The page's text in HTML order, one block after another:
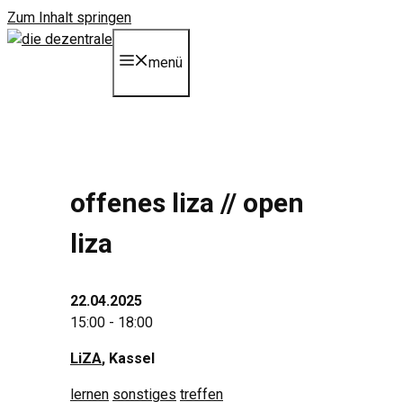
Zum Inhalt springen
menü
offenes liza // open
liza
22.04.2025
15:00 - 18:00
LiZA, Kassel
lernen sonstiges treffen